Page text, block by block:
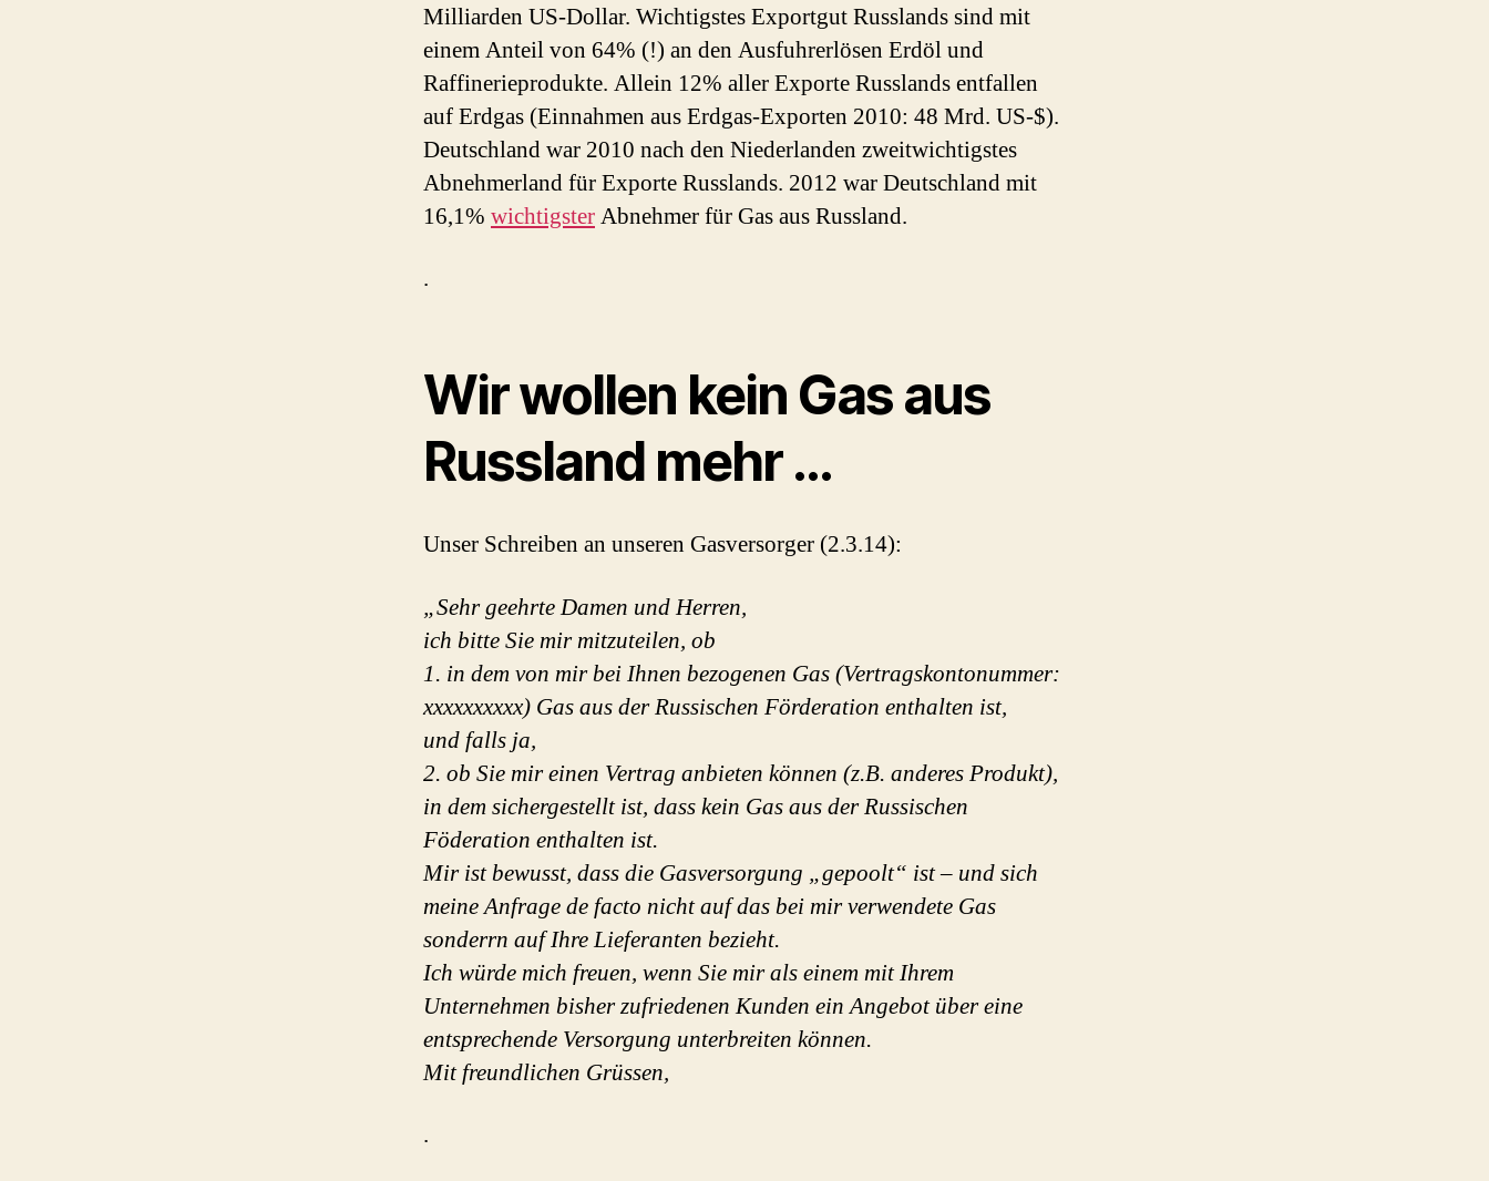
Milliarden US-Dollar. Wichtigstes Exportgut Russlands sind mit
einem Anteil von 64% (!) an den Ausfuhrerlösen Erdöl und
Raffinerieprodukte. Allein 12% aller Exporte Russlands entfallen
auf Erdgas (Einnahmen aus Erdgas-Exporten 2010: 48 Mrd. US-$).
Deutschland war 2010 nach den Niederlanden zweitwichtigstes
Abnehmerland für Exporte Russlands. 2012 war Deutschland mit
16,1% wichtigsterAbnehmer für Gas aus Russland.
.
Wir wollen kein Gas aus
Russland mehr …
Unser Schreiben an unseren Gasversorger (2.3.14):
„Sehr geehrte Damen und Herren,
ich bitte Sie mir mitzuteilen, ob
1. in dem von mir bei Ihnen bezogenen Gas (Vertragskontonummer:
xxxxxxxxxx) Gas aus der Russischen Förderation enthalten ist,
und falls ja,
2. ob Sie mir einen Vertrag anbieten können (z.B. anderes Produkt),
in dem sichergestellt ist, dass kein Gas aus der Russischen
Föderation enthalten ist.
Mir ist bewusst, dass die Gasversorgung „gepoolt“ ist – und sich
meine Anfrage de facto nicht auf das bei mir verwendete Gas
sonderrn auf Ihre Lieferanten bezieht.
Ich würde mich freuen, wenn Sie mir als einem mit Ihrem
Unternehmen bisher zufriedenen Kunden ein Angebot über eine
entsprechende Versorgung unterbreiten können.
Mit freundlichen Grüssen,
.